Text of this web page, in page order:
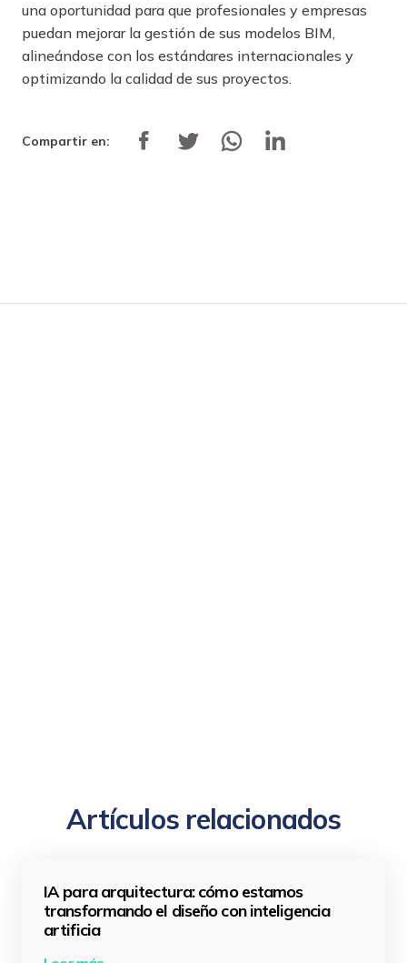
una oportunidad para que profesionales y empresas
puedan mejorar la gestión de sus modelos BIM,
alineándose con los estándares internacionales y
optimizando la calidad de sus proyectos.
Compartir en:
Artículos relacionados
IA para arquitectura: cómo estamos
transformando el diseño con inteligencia
artificia